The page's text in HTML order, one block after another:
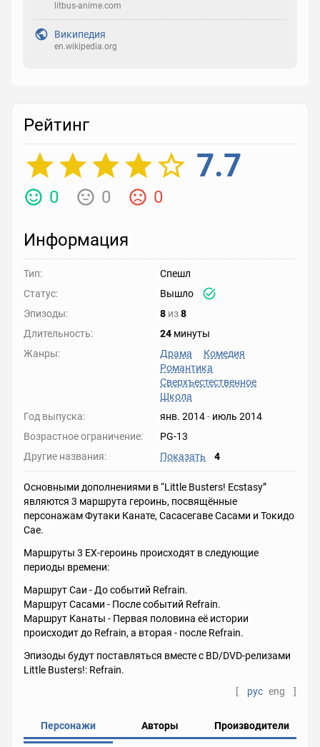
litbus-anime.com
Википедия
en.wikipedia.org
Рейтинг
7.7
0 0 0
Информация
Тип:
Спешл
Статус:
Вышло
Эпизоды:
8 из8
Длительность:
24 минуты
Жанры:
Драма
Комедия
Романтика
Сверхъестественное
Школа
Год выпуска:
янв. 2014- июль 2014
Возрастное ограничение:
PG-13
Другие названия:
Показать 4
Основными дополнениями в “Little Busters! Ecstasy”
являются 3 маршрута героинь, посвящённые
персонажам Футаки Канате, Сасасегаве Сасами и Токидо
Сае.
Маршруты 3 EX-героинь происходят в следующие
периоды времени:
Маршрут Саи - До событий Refrain.
Маршрут Сасами - После событий Refrain.
Маршрут Канаты - Первая половина её истории
происходит до Refrain, а вторая - после Refrain.
Эпизоды будут поставляться вместе с BD/DVD-релизами
Little Busters!: Refrain.
[
рус eng ]
Персонажи Авторы Производители